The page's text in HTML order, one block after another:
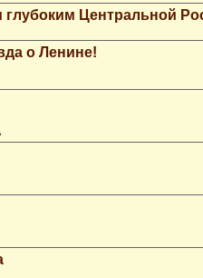
Центральной
о Ленине!